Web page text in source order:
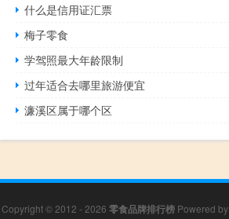
什么是信用证汇票
梅子零食
学驾照最大年龄限制
过年适合去哪里旅游便宜
濂溪区属于哪个区
Copyright © 2012 - 2026 零食品牌排行榜Powered by